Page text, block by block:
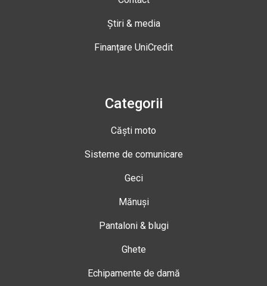
Știri & media
Finanțare UniCredit
Categorii
Căști moto
Sisteme de comunicare
Geci
Mănuși
Pantaloni & blugi
Ghete
Echipamente de damă